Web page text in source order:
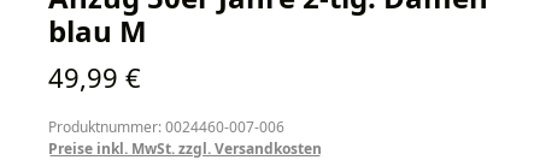
blau M
Regulärer Preis:
49,99 €
Produktnummer: 0024460-007-006
Preise inkl. MwSt. zzgl. Versandkosten